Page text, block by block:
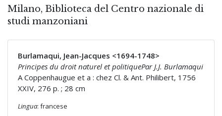
Milano, Biblioteca del Centro nazionale di
studi manzoniani
Burlamaqui, Jean-Jacques <1694-1748>
Principes du droit naturel et politiquePar J.J. Burlamaqui
A Coppenhaugue et a : chez Cl. & Ant. Philibert, 1756
XXIV, 276 p. ; 28 cm
Lingua: francese